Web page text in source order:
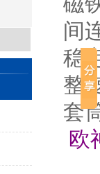
间
稳
整,
套
欧